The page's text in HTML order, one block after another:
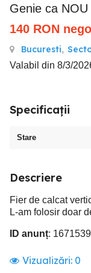
Genie ca NOU
140 RON
Bucuresti,
Valabil din 8/3/
Specificații
Stare
Descriere
Fier de calcat
L-am folosir doar
ID anunț:
Vizualizări: 0